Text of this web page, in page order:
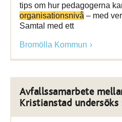
tips om hur pedagogerna
organisationsnivå – med
Samtal med ett
Bromölla Kommun
Avfallssamarbete
Kristianstad undersöks